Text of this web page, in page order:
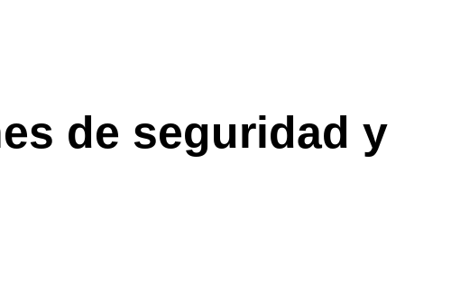
de seguridad y